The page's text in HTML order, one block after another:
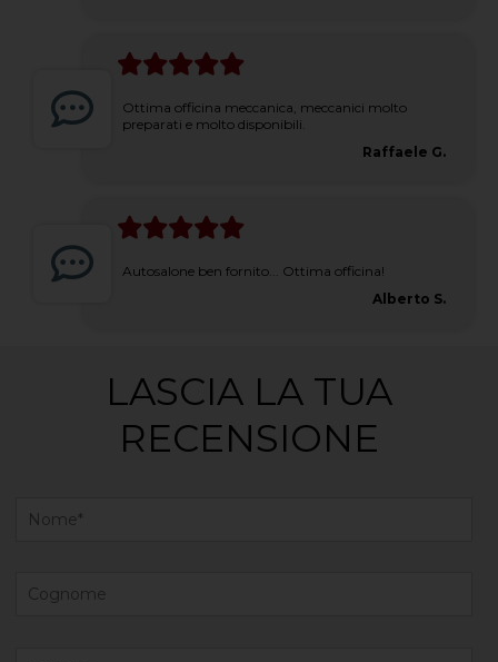
Ottima officina meccanica, meccanici molto
preparati e molto disponibili.
Raffaele G.
Autosalone ben fornito... Ottima officina!
Alberto S.
LASCIA LA TUA
RECENSIONE